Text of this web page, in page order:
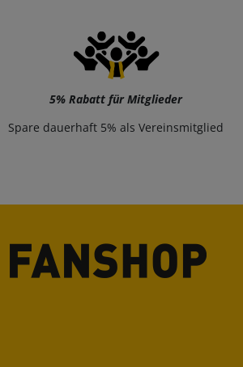
5% Rabatt für Mitglieder
Spare dauerhaft 5% als Vereinsmitglied